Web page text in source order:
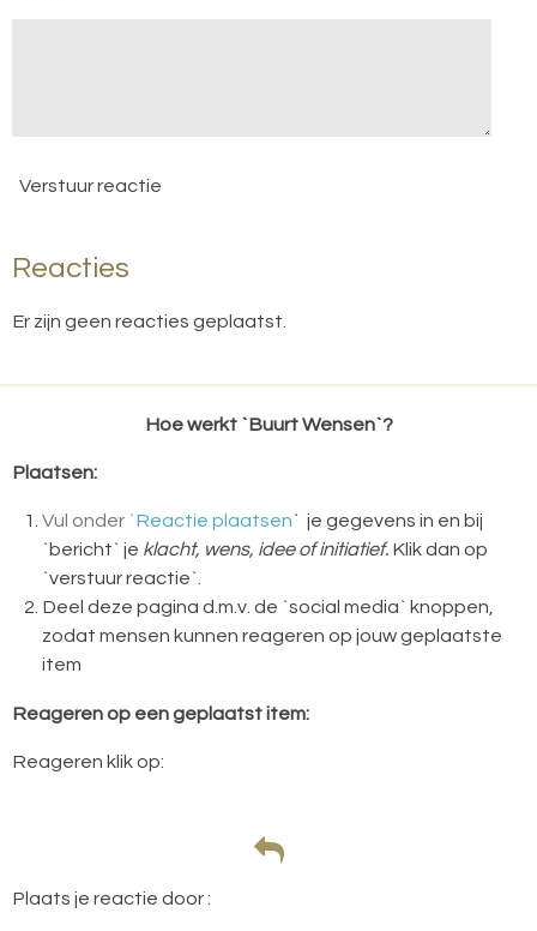
Verstuur reactie
Reacties
Er zijn geen reacties geplaatst.
Hoe werkt `Buurt Wensen`?
Plaatsen:
Vul onder`Reactie plaatsen` je gegevens in en bij
`bericht` je klacht, wens, idee of initiatief.Klik dan op
`verstuur reactie`.
Deel deze pagina d.m.v. de `social media` knoppen,
zodat mensen kunnen reageren op jouw geplaatste
item
Reageren op een geplaatst item:
Reageren klik op:
Plaats je reactie door :